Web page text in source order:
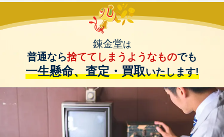
錬金堂は
普通なら捨ててしまうようなものでも
一生懸命、査定・買取いたします!